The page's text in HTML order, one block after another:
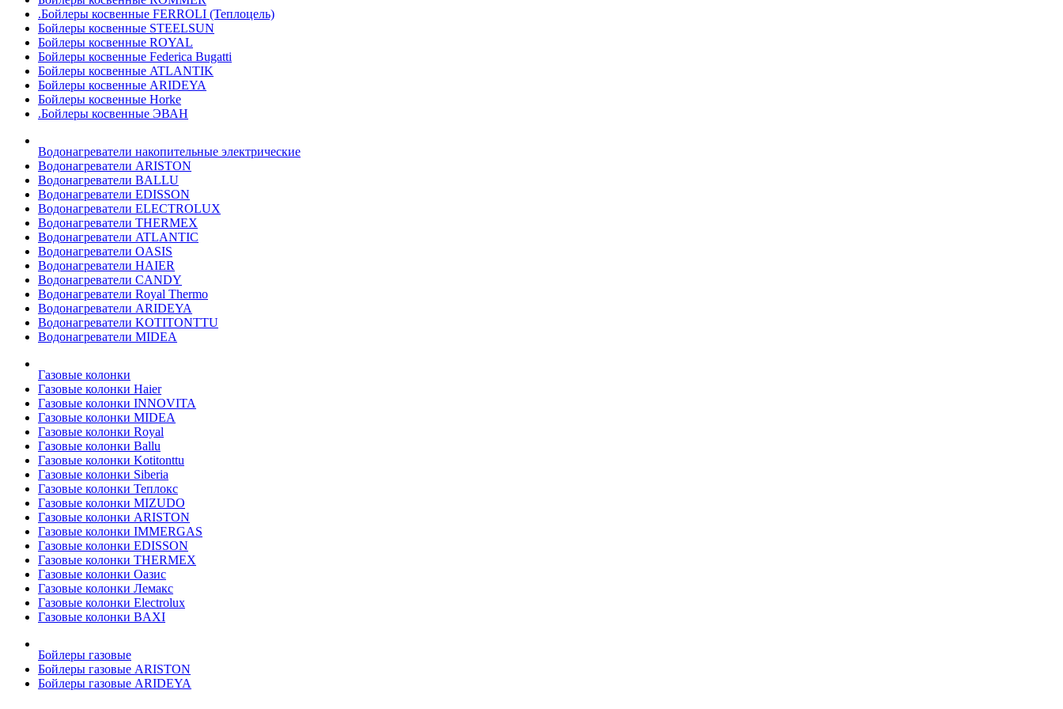
.Бойлеры косвенные FERROLI (Теплоцель)
Бойлеры косвенные STEELSUN
Бойлеры косвенные ROYAL
Бойлеры косвенные Federica Bugatti
Бойлеры косвенные ATLANTIK
Бойлеры косвенные ARIDEYA
Бойлеры косвенные Horke
.Бойлеры косвенные ЭВАН
Водонагреватели накопительные электрические
Водонагреватели ARISTON
Водонагреватели BALLU
Водонагреватели EDISSON
Водонагреватели ELECTROLUX
Водонагреватели THERMEX
Водонагреватели ATLANTIC
Водонагреватели OASIS
Водонагреватели HAIER
Водонагреватели CANDY
Водонагреватели Royal Thermo
Водонагреватели ARIDEYA
Водонагреватели KOTITONTTU
Водонагреватели MIDEA
Газовые колонки
Газовые колонки Haier
Газовые колонки INNOVITA
Газовые колонки MIDEA
Газовые колонки Royal
Газовые колонки Ballu
Газовые колонки Kotitonttu
Газовые колонки Siberia
Газовые колонки Теплокс
Газовые колонки MIZUDO
Газовые колонки ARISTON
Газовые колонки IMMERGAS
Газовые колонки EDISSON
Газовые колонки THERMEX
Газовые колонки Оазис
Газовые колонки Лемакс
Газовые колонки Electrolux
Газовые колонки BAXI
Бойлеры газовые
Бойлеры газовые ARISTON
Бойлеры газовые ARIDEYA